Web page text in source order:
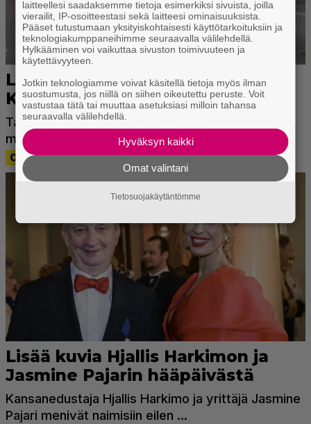
laitteellesi saadaksemme tietoja esimerkiksi sivuista, joilla
vierailit, IP-osoitteestasi sekä laitteesi ominaisuuksista.
Pääset tutustumaan yksityiskohtaisesti käyttötarkoituksiin ja
teknologiakumppaneihimme seuraavalla välilehdellä.
Hylkääminen voi vaikuttaa sivuston toimivuuteen ja
käytettävyyteen.
Jotkin teknologiamme voivat käsitellä tietoja myös ilman
suostumusta, jos niillä on siihen oikeutettu peruste. Voit
vastustaa tätä tai muuttaa asetuksiasi milloin tahansa
seuraavalla välilehdellä.
Hyväksyn kaikki
Omat valintani
Tietosuojakäytäntömme